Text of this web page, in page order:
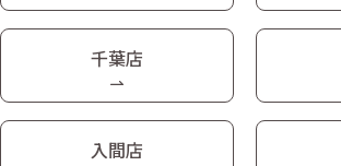
千葉店
入間店